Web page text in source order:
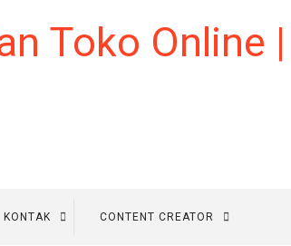
KONTAK CONTENT CREATOR